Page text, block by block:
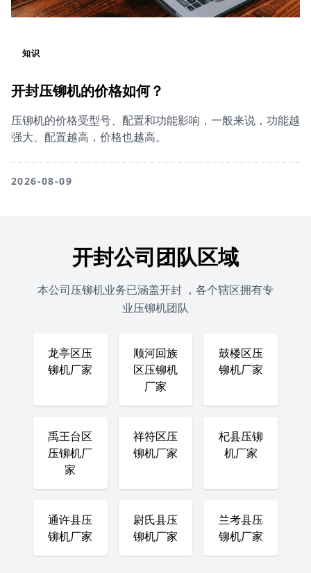
知识
开封压铆机的价格如何？
压铆机的价格受型号、配置和功能影响，一般来说，功能越
强大、配置越高，价格也越高。
2026-08-09
开封公司团队区域
本公司压铆机业务已涵盖开封 ，各个辖区拥有专
业压铆机团队
龙亭区压
铆机厂家
顺河回族
区压铆机
厂家
鼓楼区压
铆机厂家
禹王台区
压铆机厂
家
祥符区压
铆机厂家
杞县压铆
机厂家
通许县压
铆机厂家
尉氏县压
铆机厂家
兰考县压
铆机厂家